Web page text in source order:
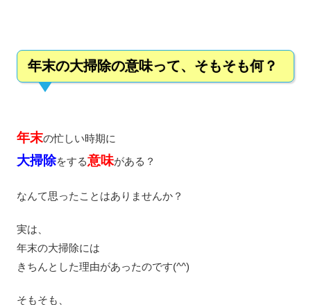
年末の大掃除の意味って、そもそも何？
年末の忙しい時期に
大掃除をする意味がある？
なんて思ったことはありませんか？
実は、
年末の大掃除には
きちんとした理由があったのです(^^)
そもそも、